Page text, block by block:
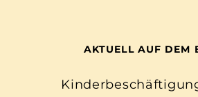
AKTUELL AUF DEM